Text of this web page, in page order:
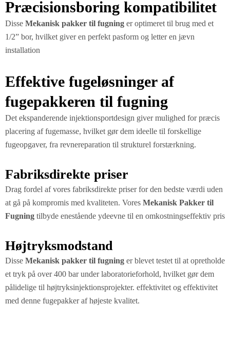
Præcisionsboring kompatibilitet
Disse Mekanisk pakker til fugning er optimeret til brug med et
1/2” bor, hvilket giver en perfekt pasform og letter en jævn
installation
Effektive fugeløsninger af
fugepakkeren til fugning
Det ekspanderende injektionsportdesign giver mulighed for præcis
placering af fugemasse, hvilket gør dem ideelle til forskellige
fugeopgaver, fra revnereparation til strukturel forstærkning.
Fabriksdirekte priser
Drag fordel af vores fabriksdirekte priser for den bedste værdi uden
at gå på kompromis med kvaliteten. Vores Mekanisk Pakker til
Fugning tilbyde enestående ydeevne til en omkostningseffektiv pris
Højtryksmodstand
Disse Mekanisk pakker til fugning er blevet testet til at opretholde
et tryk på over 400 bar under laboratorieforhold, hvilket gør dem
pålidelige til højtryksinjektionsprojekter. effektivitet og effektivitet
med denne fugepakker af højeste kvalitet.